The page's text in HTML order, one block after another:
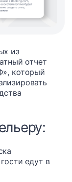
из
отчет
который
едут в